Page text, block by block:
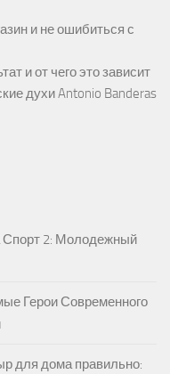
и не ошибиться с
и от чего это зависит
духи Antonio Banderas
Спорт 2: Молодежный
Герои Современного
для дома правильно: